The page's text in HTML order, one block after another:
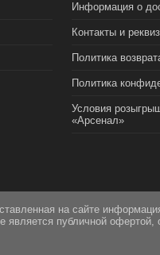
Информация о
Контакты и
Политика
Политика
Условия
«Арсенал»
на сайте
является публичной